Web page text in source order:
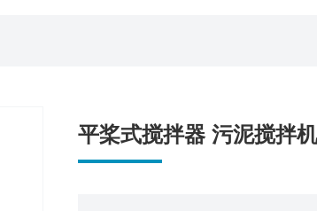
平桨式搅拌器 污泥搅拌机